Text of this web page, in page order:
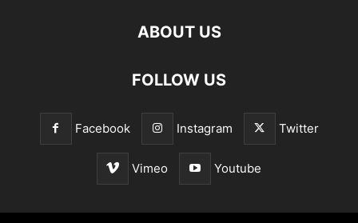
ABOUT US
FOLLOW US
Facebook Instagram Twitter
Vimeo Youtube